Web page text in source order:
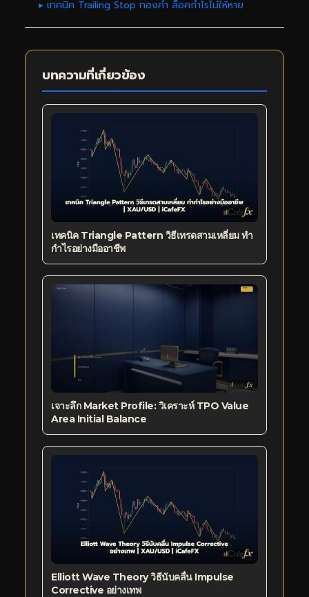
▸ เทคนิค Trailing Stop ทองคำ ล็อคกำไรไม่ให้หาย
บทความที่เกี่ยวข้อง
เทคนิค Triangle Pattern วิธีเทรดสามเหลี่ยม ทำ
กำไรอย่างมืออาชีพ
เจาะลึก Market Profile: วิเคราะห์ TPO Value
Area Initial Balance
Elliott Wave Theory วิธีนับคลื่น Impulse
Corrective อย่างเทพ